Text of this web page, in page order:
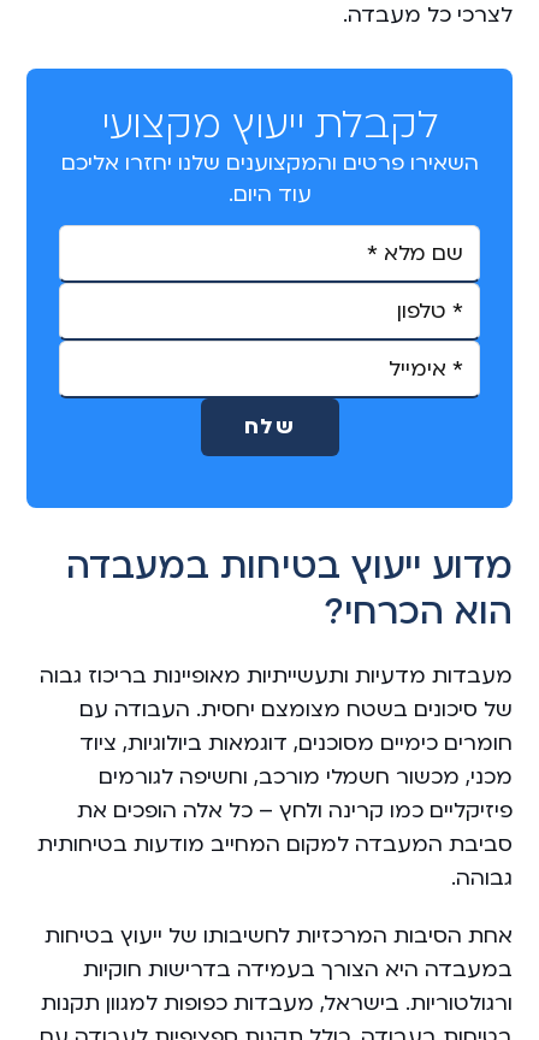
לצרכי כל מעבדה.
לקבלת ייעוץ מקצועי
השאירו פרטים והמקצוענים שלנו יחזרו אליכם
עוד היום.
l
e
r
a
t
i
v
e
:
מדוע ייעוץ בטיחות במעבדה
הוא הכרחי?
מעבדות מדעיות ותעשייתיות מאופיינות בריכוז גבוה
של סיכונים בשטח מצומצם יחסית. העבודה עם
חומרים כימיים מסוכנים, דוגמאות ביולוגיות, ציוד
מכני, מכשור חשמלי מורכב, וחשיפה לגורמים
פיזיקליים כמו קרינה ולחץ – כל אלה הופכים את
סביבת המעבדה למקום המחייב מודעות בטיחותית
גבוהה.
אחת הסיבות המרכזיות לחשיבותו של ייעוץ בטיחות
במעבדה היא הצורך בעמידה בדרישות חוקיות
ורגולטוריות. בישראל, מעבדות כפופות למגוון תקנות